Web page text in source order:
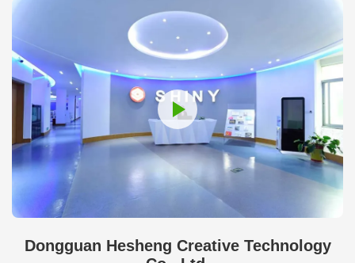
Dongguan Hesheng Creative Technology